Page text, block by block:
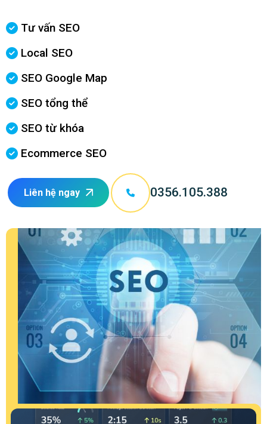
Tư vấn SEO
Local SEO
SEO Google Map
SEO tổng thể
SEO từ khóa
Ecommerce SEO
Liên hệ ngay 0356.105.388